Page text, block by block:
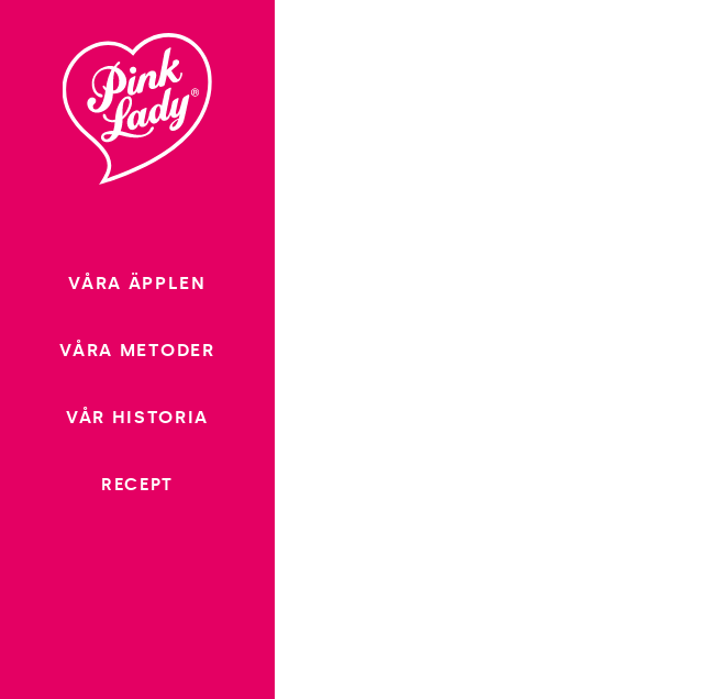
innehåll
VÅRA ÄPPLEN
VÅRA METODER
VÅR HISTORIA
RECEPT